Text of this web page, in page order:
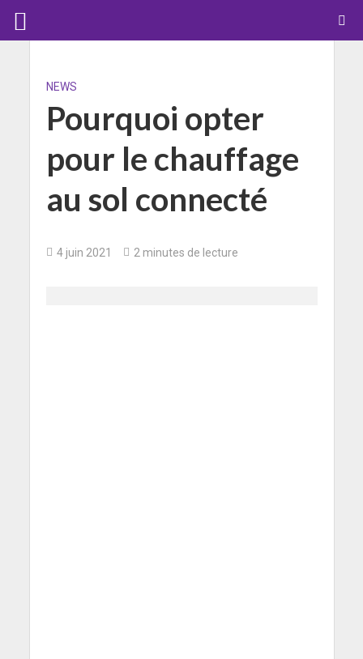
NEWS
Pourquoi opter
pour le chauffage
au sol connecté
4 juin 2021 2 minutes de lecture